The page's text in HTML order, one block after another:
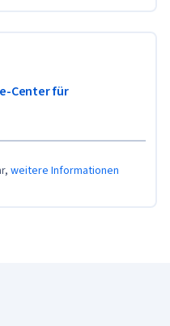
Center für
weitere Informationen